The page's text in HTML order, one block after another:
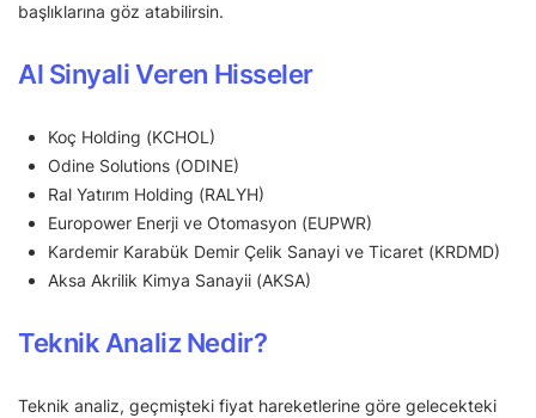
başlıklarına göz atabilirsin.
Al Sinyali Veren Hisseler
Koç Holding (KCHOL)
Odine Solutions (ODINE)
Ral Yatırım Holding (RALYH)
Europower Enerji ve Otomasyon (EUPWR)
Kardemir Karabük Demir Çelik Sanayi ve Ticaret (KRDMD)
Aksa Akrilik Kimya Sanayii (AKSA)
Teknik Analiz Nedir?
Teknik analiz, geçmişteki fiyat hareketlerine göre gelecekteki